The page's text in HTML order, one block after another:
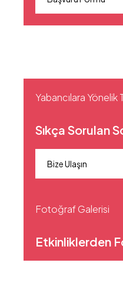
Yabancılara Yönelik
Sıkça Sorulan
Bize Ulaşın
Fotoğraf Galerisi
Etkinliklerden